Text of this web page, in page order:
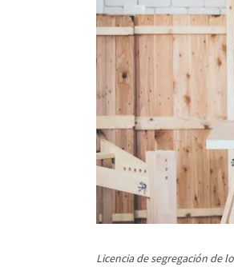
Licencia de segregación de